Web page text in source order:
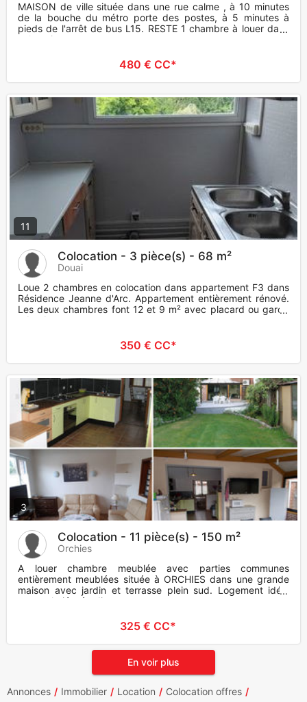
MAISON de ville située dans une rue calme , à 10 minutes
de la bouche du métro porte des postes, à 5 minutes à
pieds de l'arrêt de bus L15. RESTE 1 chambre à louer dans
colocati
480 € CC*
11
Colocation - 3 pièce(s) - 68 m²
Douai
Loue 2 chambres en colocation dans appartement F3 dans
Résidence Jeanne d'Arc. Appartement entièrement rénové.
Les deux chambres font 12 et 9 m² avec placard ou garde
robe, burea
350 € CC*
3
Colocation - 11 pièce(s) - 150 m²
Orchies
A louer chambre meublée avec parties communes
entièrement meublées située à ORCHIES dans une grande
maison avec jardin et terrasse plein sud. Logement idéal
pour salariés, étudian
325 € CC*
En voir plus
Annonces Immobilier Location
Colocation offres